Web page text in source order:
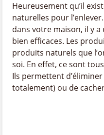
Heureusement qu’il
naturelles pour
dans votre maison, il y
bien efficaces. Les
produits naturels que
soi. En effet, ce sont
Ils permettent
totalement) ou de